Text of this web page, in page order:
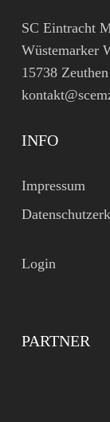
SC Eintracht
Wüstemarker
15738 Zeuthen
INFO
Impressum
Login
PARTNER